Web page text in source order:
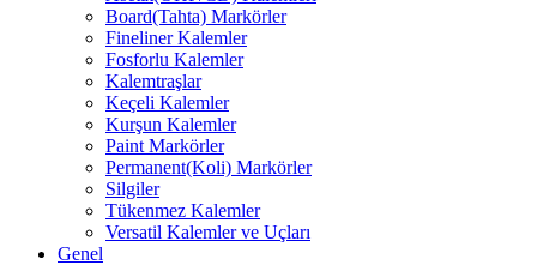
Board(Tahta) Markörler
Fineliner Kalemler
Fosforlu Kalemler
Kalemtraşlar
Keçeli Kalemler
Kurşun Kalemler
Paint Markörler
Permanent(Koli) Markörler
Silgiler
Tükenmez Kalemler
Versatil Kalemler ve Uçları
Genel